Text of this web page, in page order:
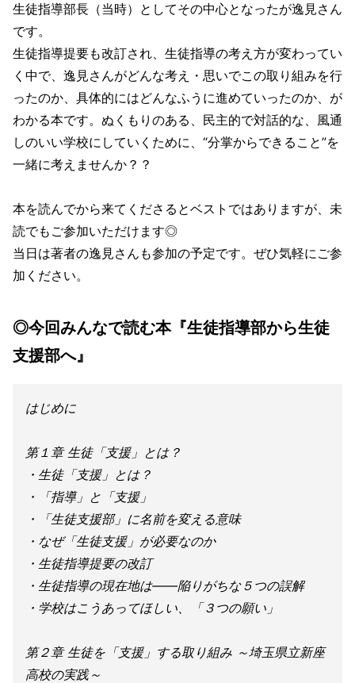
生徒指導部長（当時）としてその中心となったが逸見さん
です。
生徒指導提要も改訂され、生徒指導の考え方が変わってい
く中で、逸見さんがどんな考え・思いでこの取り組みを行
ったのか、具体的にはどんなふうに進めていったのか、が
わかる本です。ぬくもりのある、民主的で対話的な、風通
しのいい学校にしていくために、“分掌からできること”を
一緒に考えませんか？？
本を読んでから来てくださるとベストではありますが、未
読でもご参加いただけます◎
当日は著者の逸見さんも参加の予定です。ぜひ気軽にご参
加ください。
◎今回みんなで読む本『生徒指導部から生徒
支援部へ』
はじめに
第１章 生徒「支援」とは？
・生徒「支援」とは？
・「指導」と「支援」
・「生徒支援部」に名前を変える意味
・なぜ「生徒支援」が必要なのか
・生徒指導提要の改訂
・生徒指導の現在地は――陥りがちな５つの誤解
・学校はこうあってほしい、「３つの願い」
第２章 生徒を「支援」する取り組み ～埼玉県立新座
高校の実践～